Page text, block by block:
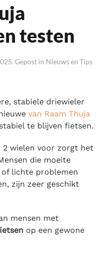
testen
. Gepost in Nieuws en Tips
stabiele driewieler
van Raam Thuja
te blijven fietsen.
2 wielen voor zorgt het
die moeite
lichte problemen
zijn zeer geschikt
mensen met
op een gewone